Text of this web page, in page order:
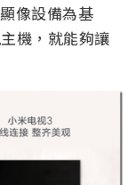
像設備為基
機，就能夠讓